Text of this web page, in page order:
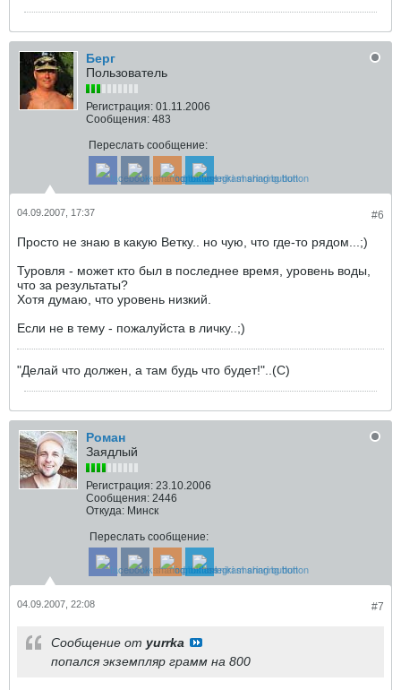
Берг
Пользователь
Регистрация: 01.11.2006
Сообщения: 483
Переслать сообщение:
#6
04.09.2007, 17:37
Просто не знаю в какую Ветку.. но чую, что где-то рядом...;)
Туровля - может кто был в последнее время, уровень воды,
что за результаты?
Хотя думаю, что уровень низкий.
Если не в тему - пожалуйста в личку..;)
"Делай что должен, а там будь что будет!"..(С)
Роман
Заядлый
Регистрация: 23.10.2006
Сообщения: 2446
Откуда: Минск
Переслать сообщение:
#7
04.09.2007, 22:08
Сообщение от yurrka
попался экземпляр грамм на 800